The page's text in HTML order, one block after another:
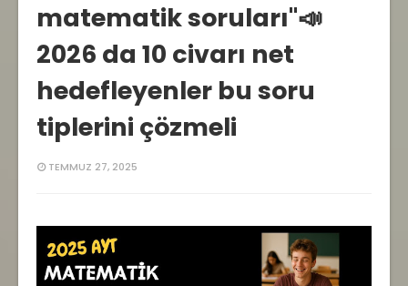
matematik soruları"📣
2026 da 10 civarı net
hedefleyenler bu soru
tiplerini çözmeli
TEMMUZ 27, 2025